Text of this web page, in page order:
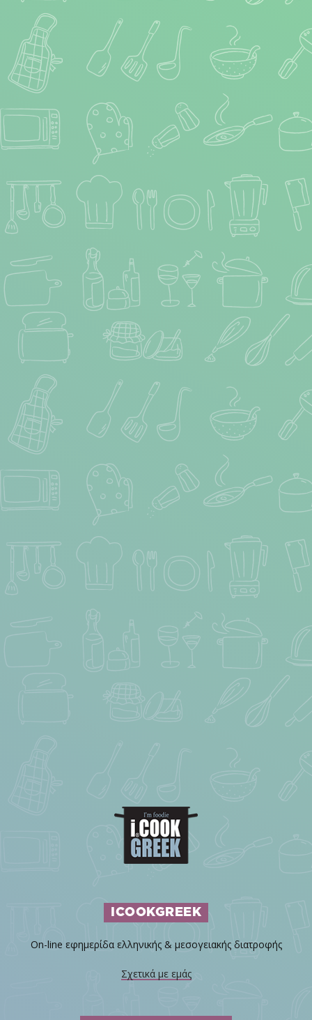
ICOOKGREEK
On-line εφημερίδα ελληνικής & μεσογειακής διατροφής
Σχετικά με εμάς